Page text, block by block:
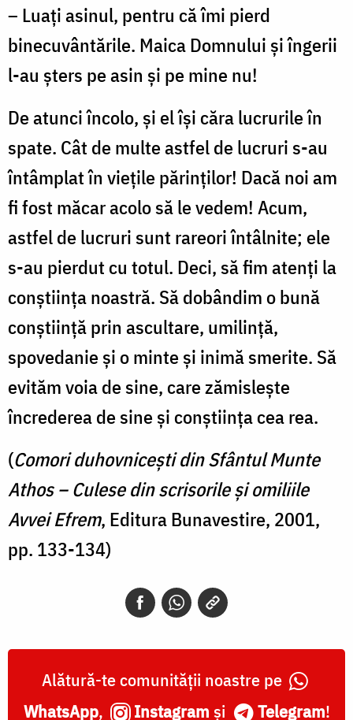
– Luaţi asinul, pentru că îmi pierd
binecuvântările. Maica Domnului şi îngerii
l-au şters pe asin şi pe mine nu!
De atunci încolo, şi el îşi căra lucrurile în
spate. Cât de multe astfel de lucruri s-au
întâmplat în vieţile părinţilor! Dacă noi am
fi fost măcar acolo să le vedem! Acum,
astfel de lucruri sunt rareori întâlnite; ele
s-au pierdut cu totul. Deci, să fim atenţi la
conştiinţa noastră. Să dobândim o bună
conştiinţă prin ascultare, umilinţă,
spovedanie şi o minte şi inimă smerite. Să
evităm voia de sine, care zămisleşte
încrederea de sine şi conştiinţa cea rea.
(Comori duhovniceşti din Sfântul Munte
Athos – Culese din scrisorile şi omiliile
Avvei Efrem, Editura Bunavestire, 2001,
pp. 133-134)
Alătură-te comunității noastre pe
WhatsApp, Instagram și Telegram!